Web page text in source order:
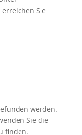
erreichen Sie
werden.
Sie die
finden.